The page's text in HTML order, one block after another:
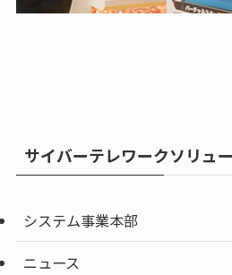
サイバーテレワークソリュ
システム事業本部
ニュース